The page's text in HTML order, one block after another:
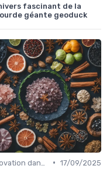
fascinant de la
géante geoduck
• 17/09/2025